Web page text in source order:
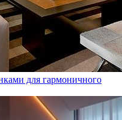
для гармоничного